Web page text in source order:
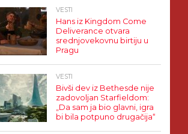
VESTI
Hans iz Kingdom Come
Deliverance otvara
srednjovekovnu birtiju u
Pragu
VESTI
Bivši dev iz Bethesde nije
zadovoljan Starfieldom:
„Da sam ja bio glavni, igra
bi bila potpuno drugačija“